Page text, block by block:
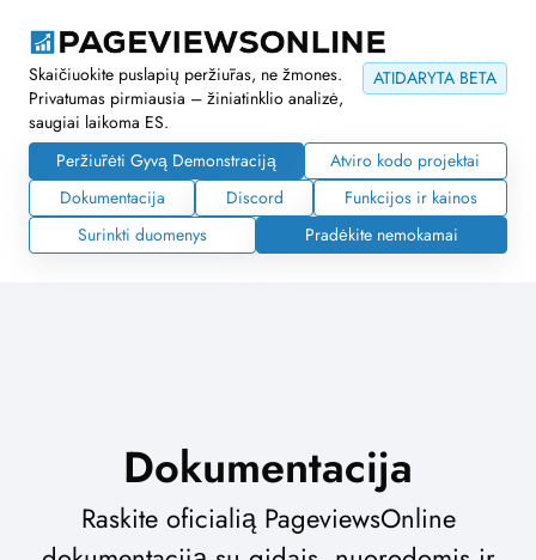
ATIDARYTA BETA
Skaičiuokite puslapių peržiūras, ne žmones.
Privatumas pirmiausia – žiniatinklio analizė,
saugiai laikoma ES.
Peržiūrėti Gyvą Demonstraciją
Atviro kodo projektai
Dokumentacija
Discord
Funkcijos ir kainos
Surinkti duomenys
Pradėkite nemokamai
Dokumentacija
Raskite oficialią PageviewsOnline